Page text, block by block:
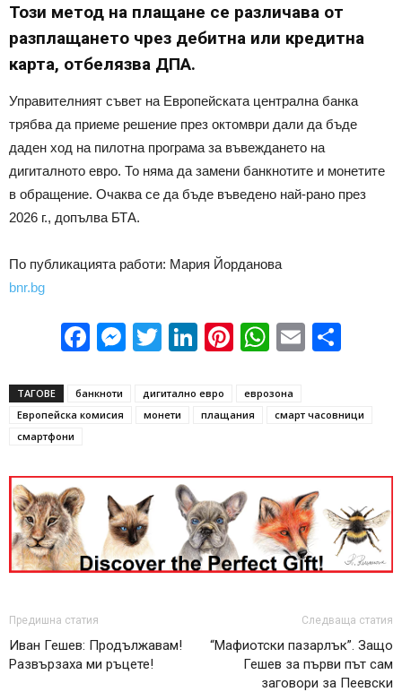
Този метод на плащане се различава от
разплащането чрез дебитна или кредитна
карта, отбелязва ДПА.
Управителният съвет на Европейската централна банка
трябва да приеме решение през октомври дали да бъде
даден ход на пилотна програма за въвеждането на
дигиталното евро. То няма да замени банкнотите и монетите
в обращение. Очаква се да бъде въведено най-рано през
2026 г., допълва БТА.
По публикацията работи: Мария Йорданова
bnr.bg
Facebook
Messenger
Twitter
LinkedIn
Pinterest
WhatsApp
Email
ТАГОВЕ банкноти дигитално евро
еврозона
Европейска комисия
монети плащания
смарт часовници
смартфони
Предишна статия
Иван Гешев: Продължавам!
Развързаха ми ръцете!
Следваща статия
“Мафиотски пазарлък”. Защо
Гешев за първи път сам
заговори за Пеевски